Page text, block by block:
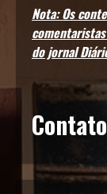
Nota: Os
do jornal